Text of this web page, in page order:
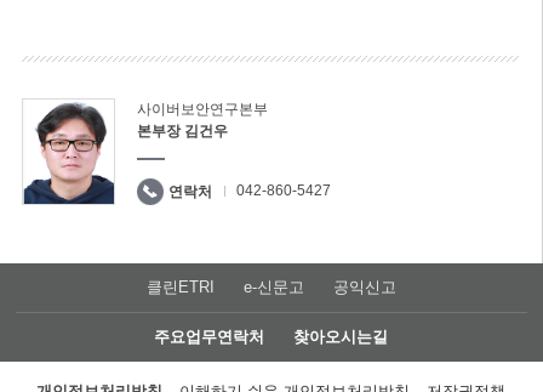
사이버보안연구본부
본부장 김건우
연락처 042-860-5427
클린ETRI e-신문고 공익신고
주요업무연락처 찾아오시는길